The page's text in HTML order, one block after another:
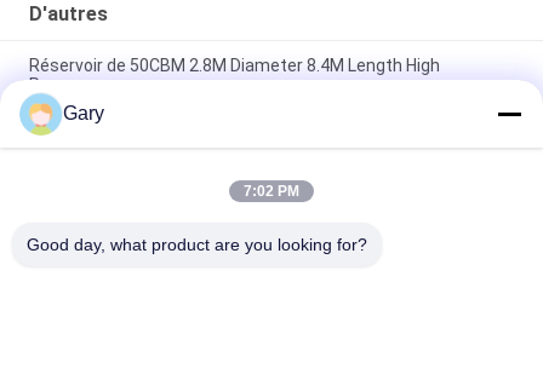
D'autres
Réservoir de 50CBM 2.8M Diameter 8.4M Length High
Pressure
Écran de vibration de asséchage de la granularité 0.35mm de
20TPH 45%
type horizontal broyeur de 23r/min 900×1800mm à boulets de
Gary
7:02 PM
Good day, what product are you looking for?